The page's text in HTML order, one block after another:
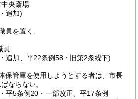
央斎場
追加)
員を置く。
員
追加、平22条例58・旧第2条繰下)
保管庫を使用しようとする者は、市長
ならない。
平5条例20・一部改正、平17条例